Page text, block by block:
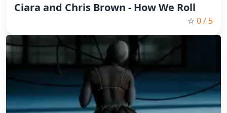
Ciara and Chris Brown - How We Roll
☆ 0/ 5